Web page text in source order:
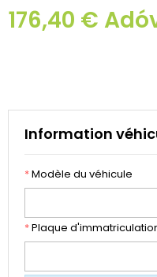
176,40 €
Information
*Modèle du véhicule
*Plaque